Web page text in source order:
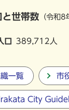
と世帯数 （令和8
口 389,712人
一覧 市
City